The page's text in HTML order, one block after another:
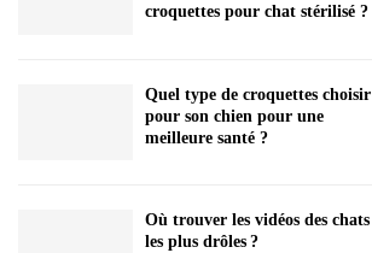
croquettes pour chat stérilisé ?
Quel type de croquettes choisir
pour son chien pour une
meilleure santé ?
Où trouver les vidéos des chats
les plus drôles ?